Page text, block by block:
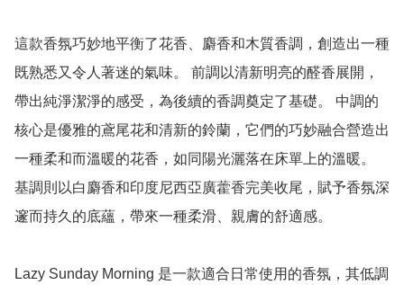
這款香氛巧妙地平衡了花香、麝香和木質香調，創造出一種
既熟悉又令人著迷的氣味。 前調以清新明亮的醛香展開，
帶出純淨潔淨的感受，為後續的香調奠定了基礎。 中調的
核心是優雅的鳶尾花和清新的鈴蘭，它們的巧妙融合營造出
一種柔和而溫暖的花香，如同陽光灑落在床單上的溫暖。
基調則以白麝香和印度尼西亞廣藿香完美收尾，賦予香氛深
邃而持久的底蘊，帶來一種柔滑、親膚的舒適感。
Lazy Sunday Morning 是一款適合日常使用的香氛，其低調